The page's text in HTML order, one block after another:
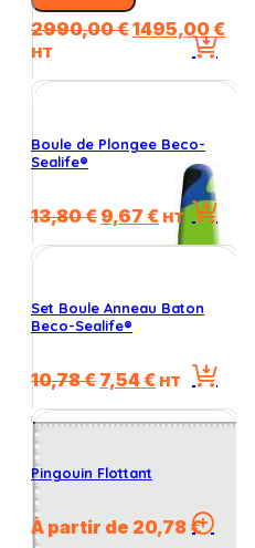
2990,00€Le
1495,00€Le
est :
HT
Boule de Plongee Beco-
Sealife®
13,80€ Le
13,80 €.
9,67 €Le
prix
9,67 €.
HT
Set Boule Anneau Baton
Beco-Sealife®
10,78€ Le
initial
10,78 €.
7,54€Le
actuel
HT
Pingouin Flottant
À partir de 20,78€ Ce